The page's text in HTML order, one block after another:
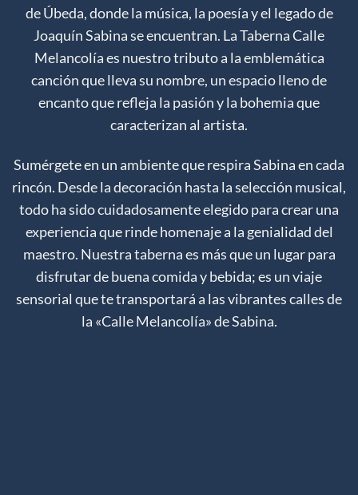
de Úbeda, donde la música, la poesía y el legado de
Joaquín Sabina se encuentran. La Taberna Calle
Melancolía es nuestro tributo a la emblemática
canción que lleva su nombre, un espacio lleno de
encanto que refleja la pasión y la bohemia que
caracterizan al artista.
Sumérgete en un ambiente que respira Sabina en cada
rincón. Desde la decoración hasta la selección musical,
todo ha sido cuidadosamente elegido para crear una
experiencia que rinde homenaje a la genialidad del
maestro. Nuestra taberna es más que un lugar para
disfrutar de buena comida y bebida; es un viaje
sensorial que te transportará a las vibrantes calles de
la «Calle Melancolía» de Sabina.